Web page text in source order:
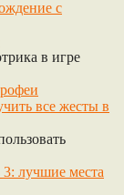
в игре
все жесты в